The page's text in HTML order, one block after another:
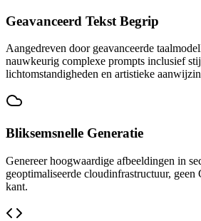
Geavanceerd Tekst Begrip
Aangedreven door geavanceerde
nauwkeurig complexe prompts inclusief
lichtomstandigheden en artistieke
Bliksemsnelle Generatie
Genereer hoogwaardige afbeeldingen in
geoptimaliseerde cloudinfrastructuur,
kant.